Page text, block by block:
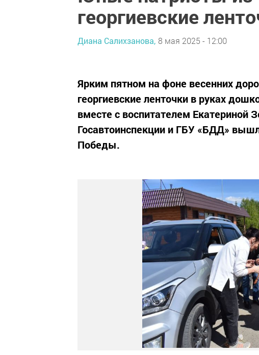
георгиевские
Диана Салихзанова, 8 мая 2025 - 12:00
Ярким пятном на фоне весенних
георгиевские ленточки в руках
вместе с воспитателем Екатериной
Госавтоинспекции и ГБУ «БДД»
Победы.